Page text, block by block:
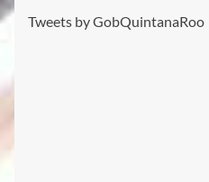
Tweets by GobQuintanaRoo